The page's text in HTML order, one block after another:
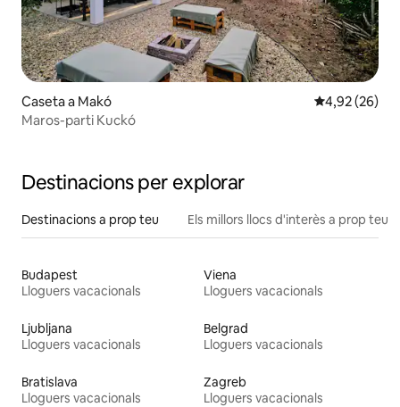
Caseta a Makó 4,92 de
4,92 (26)
Maros-parti Kuckó
Destinacions per explorar
Destinacions a prop teu Els millors llocs d'interès a prop teu
Budapest
Lloguers vacacionals
Viena
Lloguers vacacionals
Ljubljana
Lloguers vacacionals
Belgrad
Lloguers vacacionals
Bratislava
Lloguers vacacionals
Zagreb
Lloguers vacacionals